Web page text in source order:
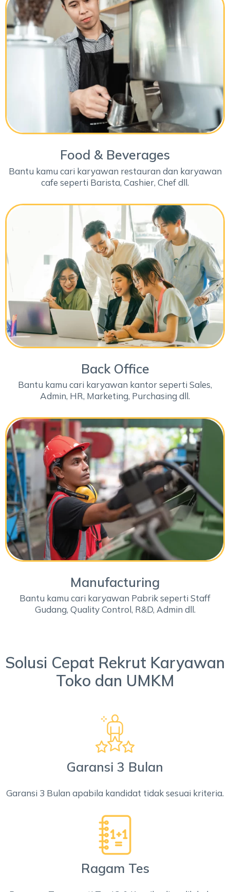
Food & Beverages
Bantu kamu cari karyawan restauran dan karyawan
cafe seperti Barista, Cashier, Chef dll.
Back Office
Bantu kamu cari karyawan kantor seperti Sales,
Admin, HR, Marketing, Purchasing dll.
Manufacturing
Bantu kamu cari karyawan Pabrik seperti Staff
Gudang, Quality Control, R&D, Admin dll.
Solusi Cepat Rekrut Karyawan
Toko dan UMKM
Garansi 3 Bulan
Garansi 3 Bulan apabila kandidat tidak sesuai kriteria.
Ragam Tes